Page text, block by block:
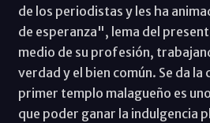
de los periodistas y les ha
de esperanza", lema del
medio de su profesión,
verdad y el bien común. Se da la
primer templo malagueño es
que poder ganar la indulgencia